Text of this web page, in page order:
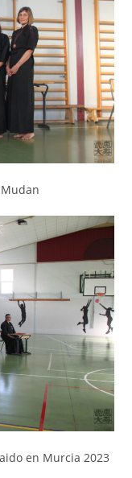
en Murcia 2023